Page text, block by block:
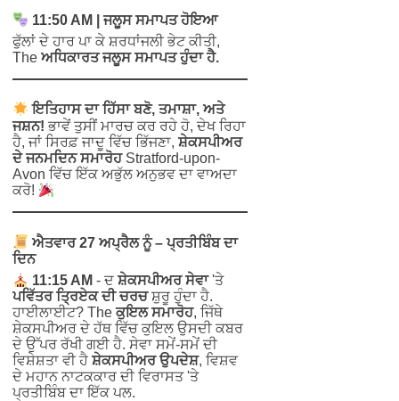
11:50 AM | ਜਲੂਸ ਸਮਾਪਤ ਹੋਇਆ
ਫੁੱਲਾਂ ਦੇ ਹਾਰ ਪਾ ਕੇ ਸ਼ਰਧਾਂਜਲੀ ਭੇਟ ਕੀਤੀ,
The ਅਧਿਕਾਰਤ ਜਲੂਸ ਸਮਾਪਤ ਹੁੰਦਾ ਹੈ.
ਇਤਿਹਾਸ ਦਾ ਹਿੱਸਾ ਬਣੋ, ਤਮਾਸ਼ਾ, ਅਤੇ
ਜਸ਼ਨ! ਭਾਵੇਂ ਤੁਸੀਂ ਮਾਰਚ ਕਰ ਰਹੇ ਹੋ, ਦੇਖ ਰਿਹਾ
ਹੈ, ਜਾਂ ਸਿਰਫ਼ ਜਾਦੂ ਵਿੱਚ ਭਿੱਜਣਾ, ਸ਼ੇਕਸਪੀਅਰ
ਦੇ ਜਨਮਦਿਨ ਸਮਾਰੋਹStratford-upon-
Avon ਵਿੱਚ ਇੱਕ ਅਭੁੱਲ ਅਨੁਭਵ ਦਾ ਵਾਅਦਾ
ਕਰੋ!
ਐਤਵਾਰ 27 ਅਪ੍ਰੈਲ ਨੂੰ – ਪ੍ਰਤੀਬਿੰਬ ਦਾ
ਦਿਨ
11:15 AM - ਦਸ਼ੇਕਸਪੀਅਰ ਸੇਵਾ'ਤੇ
ਪਵਿੱਤਰ ਤ੍ਰਿਏਕ ਦੀ ਚਰਚਸ਼ੁਰੂ ਹੁੰਦਾ ਹੈ.
ਹਾਈਲਾਈਟ? The ਕੁਇਲ ਸਮਾਰੋਹ, ਜਿੱਥੇ
ਸ਼ੇਕਸਪੀਅਰ ਦੇ ਹੱਥ ਵਿੱਚ ਕੁਇਲ ਉਸਦੀ ਕਬਰ
ਦੇ ਉੱਪਰ ਰੱਖੀ ਗਈ ਹੈ. ਸੇਵਾ ਸਮੇਂ-ਸਮੇਂ ਦੀ
ਵਿਸ਼ੇਸ਼ਤਾ ਵੀ ਹੈ ਸ਼ੇਕਸਪੀਅਰ ਉਪਦੇਸ਼, ਵਿਸ਼ਵ
ਦੇ ਮਹਾਨ ਨਾਟਕਕਾਰ ਦੀ ਵਿਰਾਸਤ 'ਤੇ
ਪ੍ਰਤੀਬਿੰਬ ਦਾ ਇੱਕ ਪਲ.